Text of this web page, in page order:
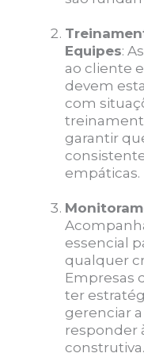
Equipes:
ao cliente
devem
com
garantir
empáticas.
essencial
qualquer
Empresas
ter
gerenciar
responder
construtiva.